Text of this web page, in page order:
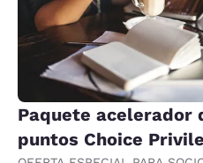
Paquete acelerador
puntos Choice